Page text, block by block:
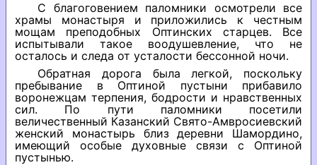
С благоговением паломники осмотрели все
храмы монастыря и приложились к честным
мощам преподобных Оптинских старцев. Все
испытывали такое воодушевление, что не
осталось и следа от усталости бессонной ночи.
Обратная дорога была легкой, поскольку
пребывание в Оптиной пустыни прибавило
воронежцам терпения, бодрости и нравственных
сил. По пути паломники посетили
величественный Казанский Свято-Амвросиевский
женский монастырь близ деревни Шамордино,
имеющий особые духовные связи с Оптиной
пустынью.